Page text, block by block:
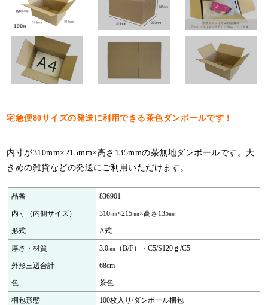
特定商取引法について
個人情報保護ポリシー
サイトマップ
お知らせ一覧
宅急便80サイズの発送に利用できる茶色ダンボールです！
内寸が310mm×215mm×高さ135mmの茶無地ダンボールです。大
きめの雑貨などの発送にご利用いただけます。
品番 836901
内寸（内側サイズ） 310㎜×215㎜×高さ135㎜
形式 A式
厚さ・材質 3.0㎜（B/F）・C5/S120ｇ/C5
外形三辺合計 68cm
色 茶色
梱包形態 100枚入り/ダンボール梱包